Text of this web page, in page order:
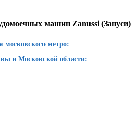
машин Zanussi (Зануси)
метро:
и Московской области: